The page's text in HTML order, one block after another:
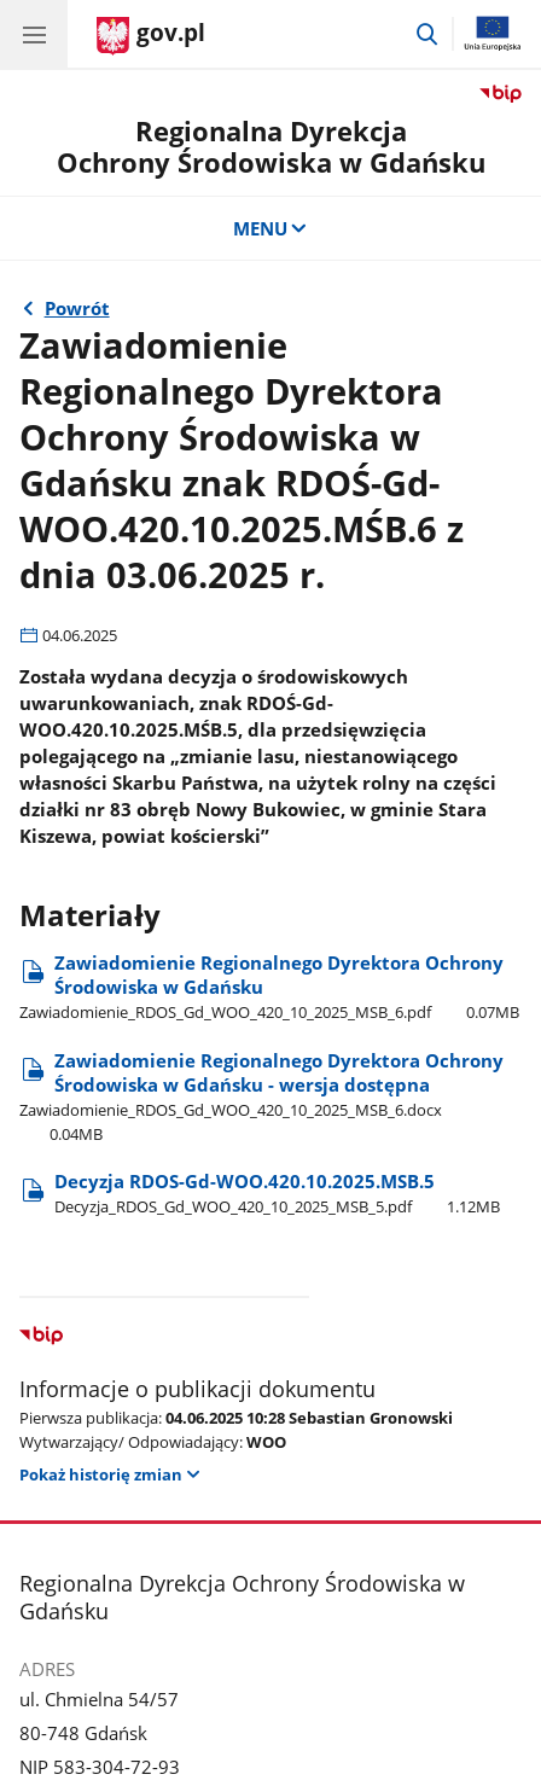
gov.pl
przejdź
Regionalna Dyrekcja
Ochrony Środowiska w Gdańsku
MENU
Powrót
Zawiadomienie
Regionalnego Dyrektora
Ochrony Środowiska w
Gdańsku znak RDOŚ-Gd-
WOO.420.10.2025.MŚB.6 z
dnia 03.06.2025 r.
04.06.2025
Została wydana decyzja o środowiskowych
uwarunkowaniach, znak RDOŚ-Gd-
WOO.420.10.2025.MŚB.5, dla przedsięwzięcia
polegającego na „zmianie lasu, niestanowiącego
własności Skarbu Państwa, na użytek rolny na części
działki nr 83 obręb Nowy Bukowiec, w gminie Stara
Kiszewa, powiat kościerski”
Materiały
Zawiadomienie Regionalnego Dyrektora Ochrony
Środowiska w Gdańsku
Zawiadomienie​_RDOS​_Gd​_WOO​_420​_10​_2025​_MSB​_6.pdf 0.07MB
Zawiadomienie Regionalnego Dyrektora Ochrony
Środowiska w Gdańsku - wersja dostępna
Zawiadomienie​_RDOS​_Gd​_WOO​_420​_10​_2025​_MSB​_6.docx
0.04MB
Decyzja RDOS-Gd-WOO.420.10.2025.MSB.5
Decyzja​_RDOS​_Gd​_WOO​_420​_10​_2025​_MSB​_5.pdf 1.12MB
Informacje o publikacji dokumentu
Pierwsza publikacja:04.06.2025 10:28 Sebastian Gronowski
Wytwarzający/ Odpowiadający:WOO
Pokaż historię zmian
stopka
Regionalna Dyrekcja Ochrony Środowiska w
Gdańsku
ADRES
ul. Chmielna 54/57
80-748 Gdańsk
NIP 583-304-72-93